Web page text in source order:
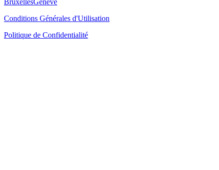
Conditions Générales d'Utilisation
Politique de Confidentialité